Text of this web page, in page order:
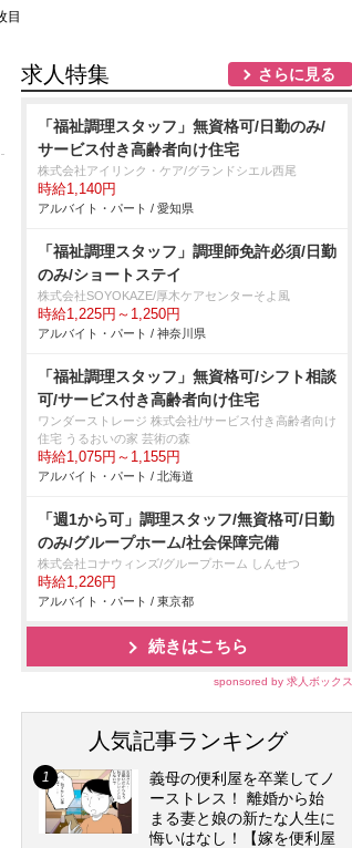
目
求人特集 さらに見る
「福祉調理スタッフ」無資格可/日勤のみ/
サービス付き高齢者向け住宅
株式会社アイリンク・ケア/グランドシエル西尾
時給1,140円
アルバイト・パート / 愛知県
「福祉調理スタッフ」調理師免許必須/日勤
のみ/ショートステイ
株式会社SOYOKAZE/厚木ケアセンターそよ風
時給1,225円～1,250円
アルバイト・パート / 神奈川県
「福祉調理スタッフ」無資格可/シフト相談
可/サービス付き高齢者向け住宅
ワンダーストレージ 株式会社/サービス付き高齢者向け
住宅 うるおいの家 芸術の森
時給1,075円～1,155円
アルバイト・パート / 北海道
「週1から可」調理スタッフ/無資格可/日勤
のみ/グループホーム/社会保障完備
株式会社コナウィンズ/グループホーム しんせつ
時給1,226円
アルバイト・パート / 東京都
続きはこちら
sponsored by 求人ボックス
人気記事ランキング
義母の便利屋を卒業してノ
ーストレス！ 離婚から始
まる妻と娘の新たな人生に
悔いはなし！【嫁を便利屋